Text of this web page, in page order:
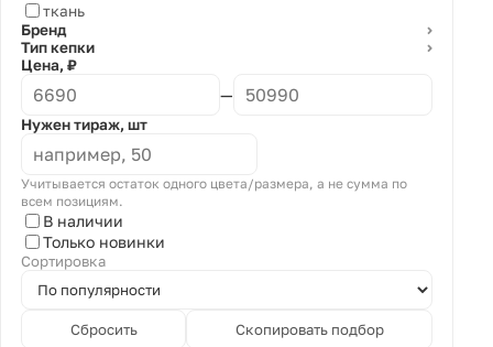
ткань
Бренд
⌄
Тип кепки ⌄
Цена, ₽
—
Нужен тираж, шт
Учитывается остаток одного цвета/размера, а не сумма по
всем позициям.
В наличии
Только новинки
Сортировка
Сбросить Скопировать подбор